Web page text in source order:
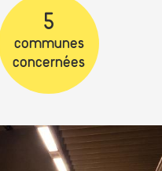
5
communes
concernées